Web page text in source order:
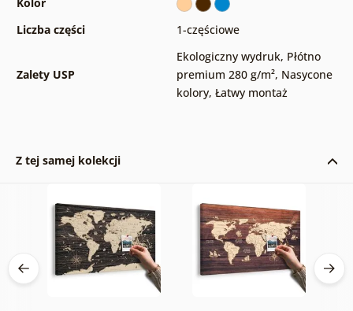
Liczba części
1-częściowe
Zalety USP
Ekologiczny wydruk, Płótno
premium 280 g/m², Nasycone
kolory, Łatwy montaż
Z tej samej kolekcji